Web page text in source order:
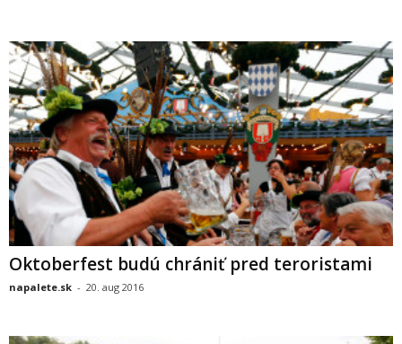
Oktoberfest budú chrániť pred teroristami
napalete.sk - 20. aug 2016